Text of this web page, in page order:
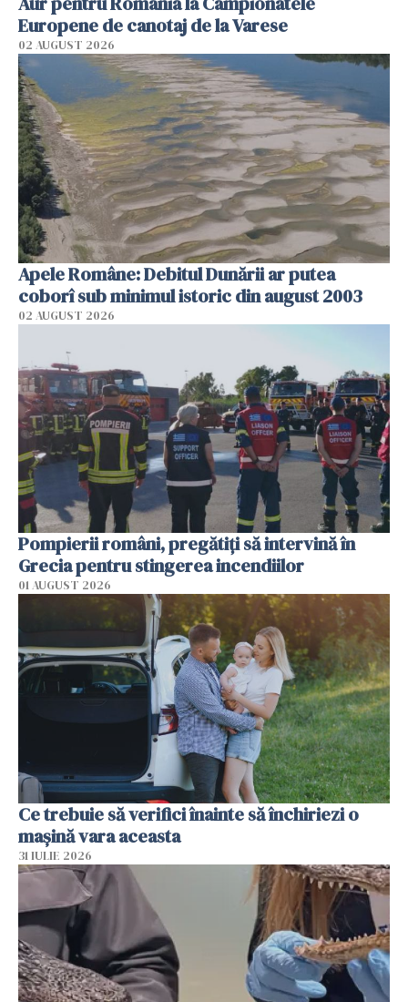
Europene de canotaj de la Varese
02 AUGUST 2026
Apele Române: Debitul Dunării ar putea
coborî sub minimul istoric din august 2003
02 AUGUST 2026
Pompierii români, pregătiţi să intervină în
Grecia pentru stingerea incendiilor
01 AUGUST 2026
Ce trebuie să verifici înainte să închiriezi o
mașină vara aceasta
31 IULIE 2026